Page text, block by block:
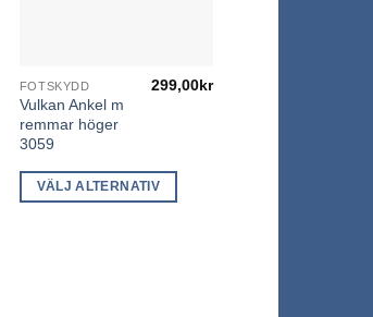
FOTSKYDD
Vulkan Ankel m
remmar höger
3059
299,00kr
VÄLJ ALTERNATIV
Den
här
produkten
flera